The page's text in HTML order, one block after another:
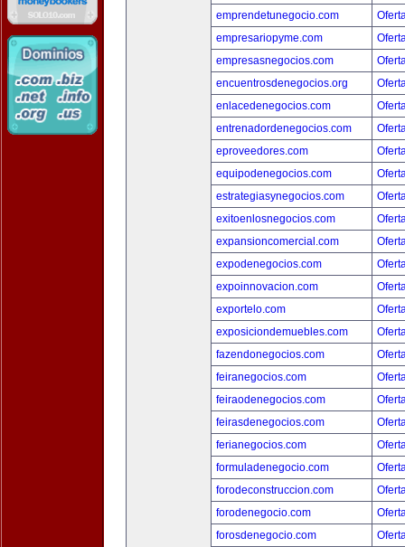
emprendetunegocio.com
empresariopyme.com
empresasnegocios.com
encuentrosdenegocios.org
enlacedenegocios.com
entrenadordenegocios.com
eproveedores.com
equipodenegocios.com
estrategiasynegocios.com
exitoenlosnegocios.com
expansioncomercial.com
expodenegocios.com
expoinnovacion.com
exportelo.com
exposiciondemuebles.com
fazendonegocios.com
feiranegocios.com
feiraodenegocios.com
feirasdenegocios.com
ferianegocios.com
formuladenegocio.com
forodeconstruccion.com
forodenegocio.com
forosdenegocio.com